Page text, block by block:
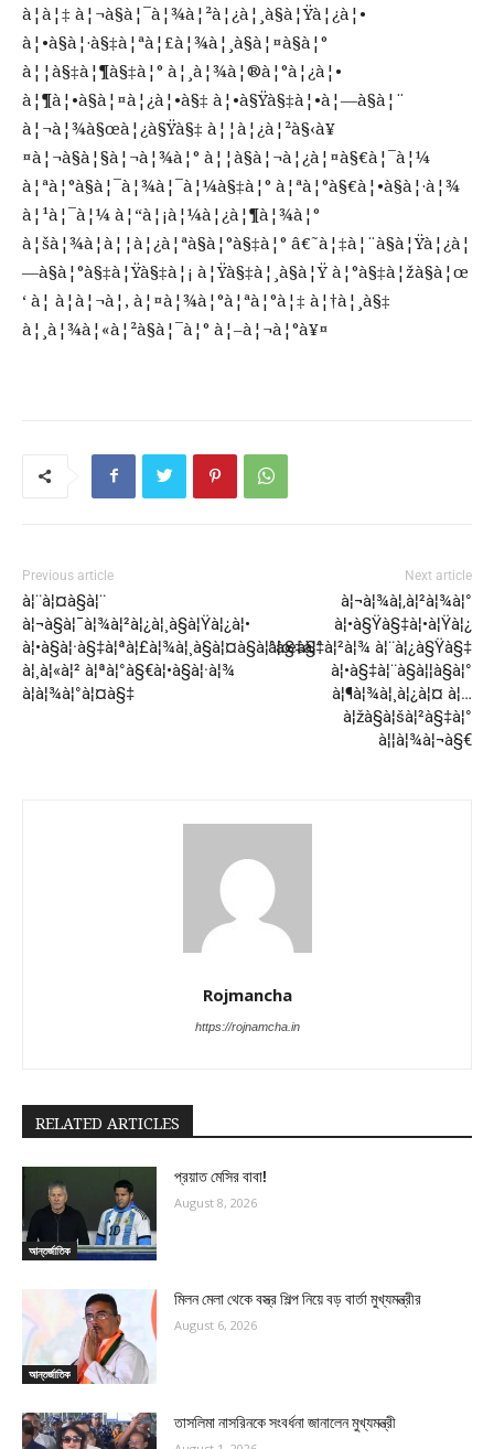
à¦à¦‡ à¦¬à§à¦¯à¦¾à¦²à¦¿à¦¸à§à¦Ÿà¦¿à¦•
à¦•à§à¦·à§‡à¦ªà¦£à¦¾à¦¸à§à¦¤à§à¦°
à¦¦à§‡à¦¶à§‡à¦° à¦¸à¦¾à¦®à¦°à¦¿à¦•
à¦¶à¦•à§à¦¤à¦¿à¦•à§‡ à¦•à§Ÿà§‡à¦•à¦—à§à¦¨
à¦¬à¦¾à§œà¦¿à§Ÿà§‡ à¦¦à¦¿à¦²à§‹à¥
¤à¦¬à§à¦§à¦¬à¦¾à¦° à¦¦à§à¦¬à¦¿à¦¤à§€à¦¯à¦¼
à¦ªà¦°à§à¦¯à¦¾à¦¯à¦¼à§‡à¦° à¦ªà¦°à§€à¦•à§à¦·à¦¾
à¦¹à¦¯à¦¼ à¦“à¦¡à¦¼à¦¿à¦¶à¦¾à¦°
à¦šà¦¾à¦à¦¦à¦¿à¦ªà§à¦°à§‡à¦° â€˜à¦‡à¦¨à§à¦Ÿà¦¿à¦
—à§à¦°à§‡à¦Ÿà§‡à¦¡ à¦Ÿà§‡à¦¸à§à¦Ÿ à¦°à§‡à¦žà§à¦œ
‘ à¦ à¦à¦¬à¦‚ à¦¤à¦¾à¦°à¦ªà¦°à¦‡ à¦†à¦¸à§‡
à¦¸à¦¾à¦«à¦²à§à¦¯à¦° à¦–à¦¬à¦°à¥¤
Previous article
à¦¨à¦¤à§à¦¨
à¦¬à§à¦¯à¦¾à¦²à¦¿à¦¸à§à¦Ÿà¦¿à¦•
à¦•à§à¦·à§‡à¦ªà¦£à¦¾à¦¸à§à¦¤à§à¦°à§‡à¦°
à¦¸à¦«à¦² à¦ªà¦°à§€à¦•à§à¦·à¦¾
à¦­à¦¾à¦°à¦¤à§‡
Next article
à¦¬à¦¾à¦‚à¦²à¦¾à¦°
à¦•à§Ÿà§‡à¦•à¦Ÿà¦¿
à¦œà§‡à¦²à¦¾ à¦¨à¦¿à§Ÿà§‡
à¦•à§‡à¦¨à§à¦¦à§à¦°
à¦¶à¦¾à¦¸à¦¿à¦¤ à¦…
à¦žà§à¦šà¦²à§‡à¦°
à¦¦à¦¾à¦¬à§€
Rojmancha
https://rojnamcha.in
RELATED ARTICLES
আন্তর্জাতিক
প্রয়াত মেসির বাবা!
August 8, 2026
আন্তর্জাতিক
মিলন মেলা থেকে বস্ত্র শিল্প নিয়ে বড় বার্তা মুখ্যমন্ত্রীর
August 6, 2026
তাসলিমা নাসরিনকে সংবর্ধনা জানালেন মুখ্যমন্ত্রী